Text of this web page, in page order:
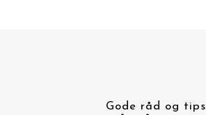
Gode råd og tips